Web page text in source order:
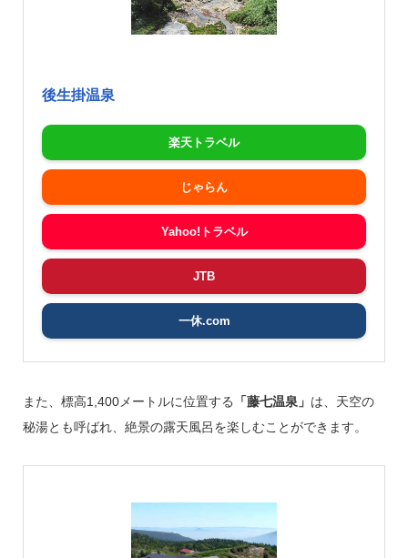
後生掛温泉
楽天トラベル
じゃらん
Yahoo!トラベル
JTB
一休.com
また、標高1,400メートルに位置する 「藤七温泉」 は、天空の
秘湯とも呼ばれ、絶景の露天風呂を楽しむことができます。